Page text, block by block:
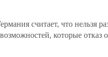
считает, что нельзя
которые отказ